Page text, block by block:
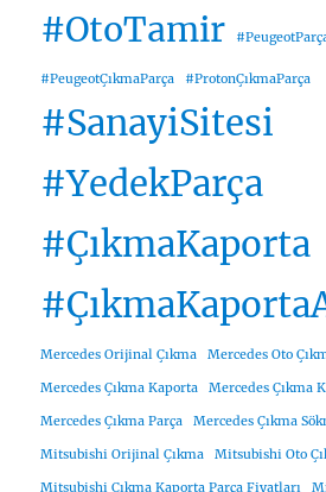
#OtoTamir
#PeugeotÇıkmaParça #ProtonÇıkmaParça
#SanayiSitesi
#YedekParça
#ÇıkmaKaporta
Mercedes Orijinal Çıkma Mercedes Oto
Mercedes Çıkma Kaporta Mercedes Çıkma
Mercedes Çıkma Parça Mercedes Çıkma
Mitsubishi Orijinal Çıkma Mitsubishi Oto
Mitsubishi Çıkma Kaporta Parça Fiyatları